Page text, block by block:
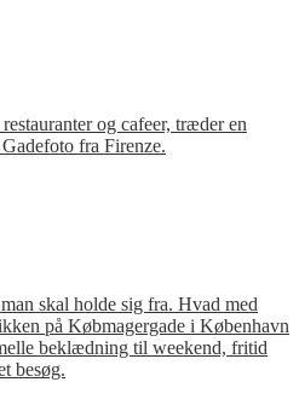
og cafeer, træder en
fra Firenze.
skal holde sig fra. Hvad med
på Købmagergade i København
beklædning til weekend, fritid
besøg.